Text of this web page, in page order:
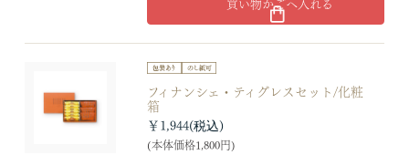
フィナンシェ・ティグレスセット/化粧
箱
￥1,944
(本体価格1,800円)